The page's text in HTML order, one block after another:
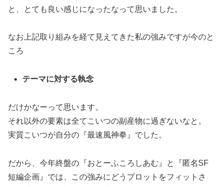
と、とても良い感じになったなって思いました。
なお上記取り組みを経て見えてきた私の強みですが今のと
ころ
テーマに対する執念
だけかなーって思います。
それ以外の要素は全てこいつの副産物に過ぎないなと。
実質こいつが自分の『最速風神拳』でした。
だから、今年終盤の『おとーふころしあむ』と『匿名SF
短編企画』では、この強みにどうプロットをフィットさ